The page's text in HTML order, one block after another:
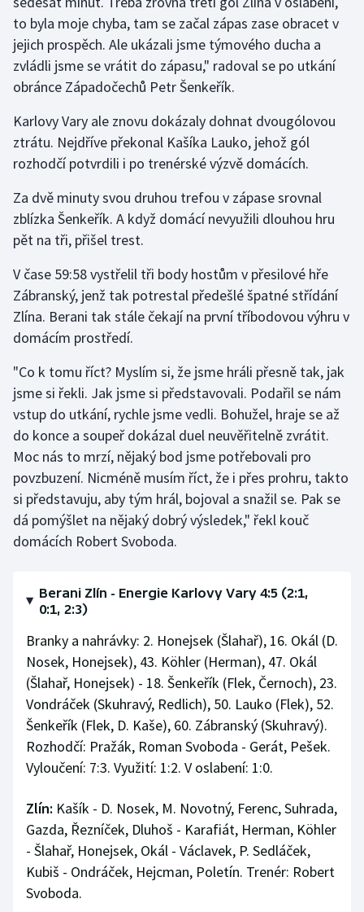
to byla moje chyba, tam se začal zápas zase obracet v
jejich prospěch. Ale ukázali jsme týmového ducha a
zvládli jsme se vrátit do zápasu," radoval se po utkání
obránce Západočechů Petr Šenkeřík.
Karlovy Vary ale znovu dokázaly dohnat dvougólovou
ztrátu. Nejdříve překonal Kašíka Lauko, jehož gól
rozhodčí potvrdili i po trenérské výzvě domácích.
Za dvě minuty svou druhou trefou v zápase srovnal
zblízka Šenkeřík. A když domácí nevyužili dlouhou hru
pět na tři, přišel trest.
V čase 59:58 vystřelil tři body hostům v přesilové hře
Zábranský, jenž tak potrestal předešlé špatné střídání
Zlína. Berani tak stále čekají na první tříbodovou výhru v
domácím prostředí.
"Co k tomu říct? Myslím si, že jsme hráli přesně tak, jak
jsme si řekli. Jak jsme si představovali. Podařil se nám
vstup do utkání, rychle jsme vedli. Bohužel, hraje se až
do konce a soupeř dokázal duel neuvěřitelně zvrátit.
Moc nás to mrzí, nějaký bod jsme potřebovali pro
povzbuzení. Nicméně musím říct, že i přes prohru, takto
si představuju, aby tým hrál, bojoval a snažil se. Pak se
dá pomýšlet na nějaký dobrý výsledek," řekl kouč
domácích Robert Svoboda.
Berani Zlín - Energie Karlovy Vary 4:5 (2:1,
0:1, 2:3)
Branky a nahrávky: 2. Honejsek (Šlahař), 16. Okál (D.
Nosek, Honejsek), 43. Köhler (Herman), 47. Okál
(Šlahař, Honejsek) - 18. Šenkeřík (Flek, Černoch), 23.
Vondráček (Skuhravý, Redlich), 50. Lauko (Flek), 52.
Šenkeřík (Flek, D. Kaše), 60. Zábranský (Skuhravý).
Rozhodčí: Pražák, Roman Svoboda - Gerát, Pešek.
Vyloučení: 7:3. Využití: 1:2. V oslabení: 1:0.
Zlín: Kašík - D. Nosek, M. Novotný, Ferenc, Suhrada,
Gazda, Řezníček, Dluhoš - Karafiát, Herman, Köhler
- Šlahař, Honejsek, Okál - Václavek, P. Sedláček,
Kubiš - Ondráček, Hejcman, Poletín. Trenér: Robert
Svoboda.